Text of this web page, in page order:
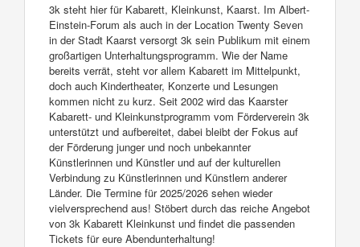
3k steht hier für Kabarett, Kleinkunst, Kaarst. Im Albert-
Einstein-Forum als auch in der Location Twenty Seven
in der Stadt Kaarst versorgt 3k sein Publikum mit einem
großartigen Unterhaltungsprogramm. Wie der Name
bereits verrät, steht vor allem Kabarett im Mittelpunkt,
doch auch Kindertheater, Konzerte und Lesungen
kommen nicht zu kurz. Seit 2002 wird das Kaarster
Kabarett- und Kleinkunstprogramm vom Förderverein 3k
unterstützt und aufbereitet, dabei bleibt der Fokus auf
der Förderung junger und noch unbekannter
Künstlerinnen und Künstler und auf der kulturellen
Verbindung zu Künstlerinnen und Künstlern anderer
Länder. Die Termine für 2025/2026 sehen wieder
vielversprechend aus! Stöbert durch das reiche Angebot
von 3k Kabarett Kleinkunst und findet die passenden
Tickets für eure Abendunterhaltung!